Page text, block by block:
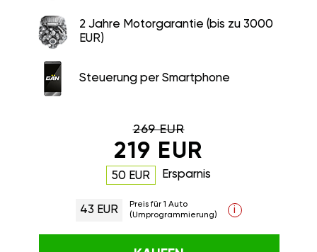
2 Jahre Motorgarantie (bis zu 3000
EUR)
Steuerung per Smartphone
269 EUR
219 EUR
50 EUR Ersparnis
43 EUR
Preis für 1 Auto
(Umprogrammierung)
i